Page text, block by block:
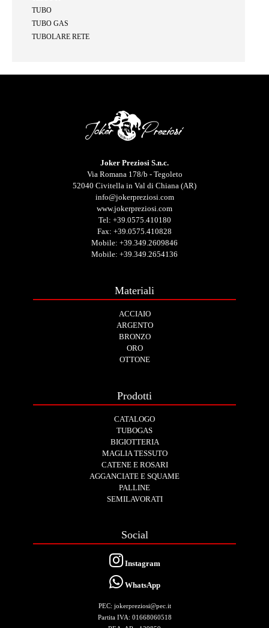
TUBO
TUBO GAS
TUBOLARE RETE
Joker Preziosi S.n.c.
Via Romana 178/b - Tegoleto
52040 Civitella in Val di Chiana (AR)
info@jokerpreziosi.com
www.jokerpreziosi.com
Tel: +39.0575.410180
Fax: +39.0575.410828
Mobile: +39.349.2609846
Mobile: +39.349.2654136
Materiali
ACCIAIO
ARGENTO
BRONZO
ORO
OTTONE
Prodotti
CATALOGO
TUBOGAS
BIGIOTTERIA
MAGLIA TESSUTO
CATENE E ROSARI
AGGANCIATE E SQUAME
PALLINE
SEMILAVORATI
Social
Instagram
WhatsApp
PEC: jokerpreziosi@pec.it
Partita IVA: 01668060518